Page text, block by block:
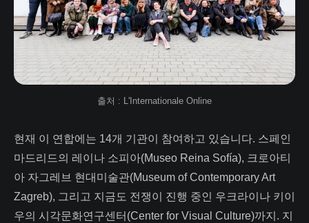
출처 : L'Internationale Online
현재 이 연합에는 14개 기관이 참여하고 있습니다. 스페인
마드리드의 레이나 소피아(Museo Reina Sofía), 크로아티
아 자그레브 현대미술관(Museum of Contemporary Art
Zagreb), 그리고 지금도 전쟁이 진행 중인 우크라이나 키이
우의 시각문화연구센터(Center for Visual Culture)까지. 지